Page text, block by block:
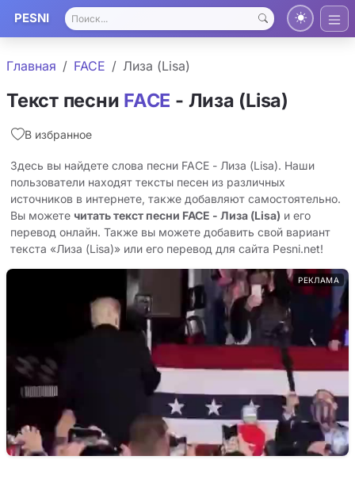
PESNI
Главная FACE Лиза (Lisa)
Текст песни FACE - Лиза (Lisa)
В избранное
Здесь вы найдете слова песни FACE - Лиза (Lisa). Наши
пользователи находят тексты песен из различных
источников в интернете, также добавляют самостоятельно.
Вы можете читать текст песни FACE - Лиза (Lisa) и его
перевод онлайн. Также вы можете добавить свой вариант
текста «Лиза (Lisa)» или его перевод для сайта Pesni.net!
РЕКЛАМА